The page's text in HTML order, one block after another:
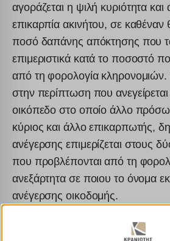
αγοράζεται η ψιλή κυριότητα
επικαρπία ακινήτου, σε καθέναν
ποσό δαπάνης απόκτησης που
επιμεριστικά κατά το ποσοστό
από τη φορολογία κληρονομιών.
στην περίπτωση που
οικόπεδο στο οποίο άλλο
κύριος και άλλο επικαρπωτής,
ανέγερσης επιμερίζεται στους
που προβλέπονται από τη
ανεξάρτητα σε ποιου το όνομα
ανέγερσης οικοδομής.
Σε περίπτωση ανέγερσης